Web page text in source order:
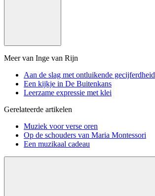
Meer van Inge van Rijn
Aan de slag met ontluikende gecijferdheid
Een kijkje in De Buitenkans
Leerzame expressie met klei
Gerelateerde artikelen
Muziek voor verse oren
Op de schouders van Maria Montessori
Een muzikaal cadeau